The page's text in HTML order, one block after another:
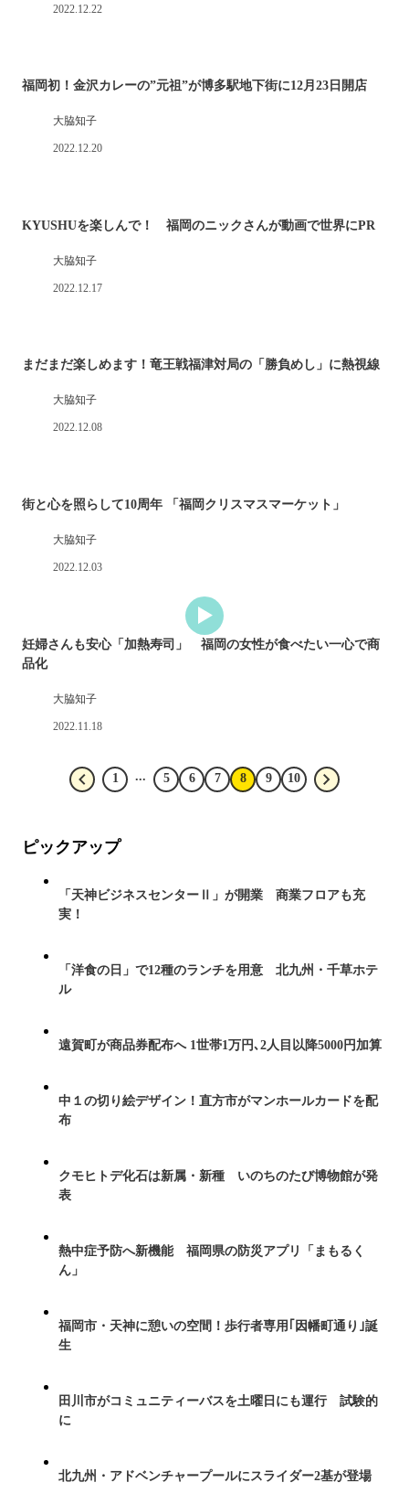
2022.12.22
福岡初！金沢カレーの”元祖”が博多駅地下街に12月23日開店
大脇知子
2022.12.20
KYUSHUを楽しんで！ 福岡のニックさんが動画で世界にPR
大脇知子
2022.12.17
まだまだ楽しめます！竜王戦福津対局の「勝負めし」に熱視線
大脇知子
2022.12.08
街と心を照らして10周年 「福岡クリスマスマーケット」
大脇知子
2022.12.03
妊婦さんも安心「加熱寿司」 福岡の女性が食べたい一心で商
品化
大脇知子
2022.11.18
1 ... 5 6 7 8 9 10
ピックアップ
「天神ビジネスセンターⅡ」が開業 商業フロアも充
実！
「洋食の日」で12種のランチを用意 北九州・千草ホテ
ル
遠賀町が商品券配布へ 1世帯1万円､2人目以降5000円加算
中１の切り絵デザイン！直方市がマンホールカードを配
布
クモヒトデ化石は新属・新種 いのちのたび博物館が発
表
熱中症予防へ新機能 福岡県の防災アプリ「まもるく
ん」
福岡市・天神に憩いの空間！歩行者専用｢因幡町通り｣誕
生
田川市がコミュニティーバスを土曜日にも運行 試験的
に
北九州・アドベンチャープールにスライダー2基が登場